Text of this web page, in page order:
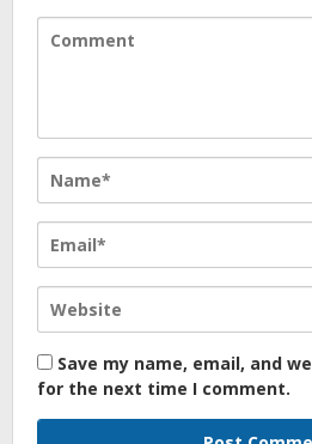
Save my name, email, and
for the next time I comment.